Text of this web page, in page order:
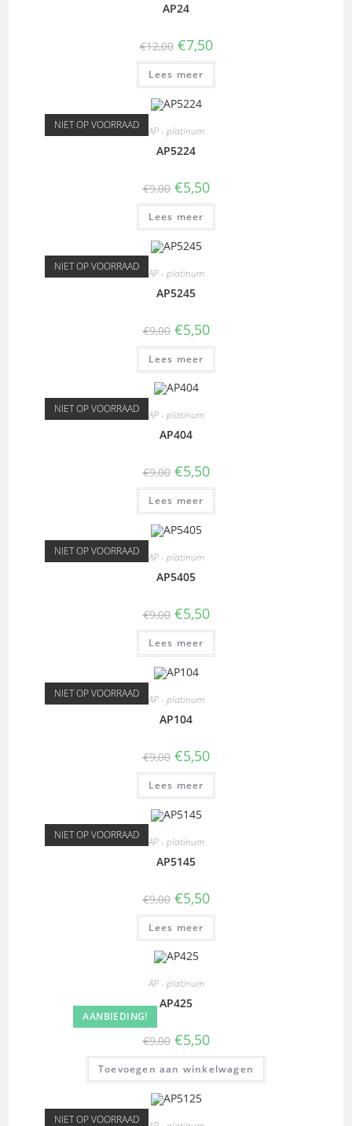
AP24
€12,00 €7,50
Lees meer
NIET OP VOORRAAD AP - platinum
AP5224
€9,00 €5,50
Lees meer
NIET OP VOORRAAD AP - platinum
AP5245
€9,00 €5,50
Lees meer
NIET OP VOORRAAD AP - platinum
AP404
€9,00 €5,50
Lees meer
NIET OP VOORRAAD AP - platinum
AP5405
€9,00 €5,50
Lees meer
NIET OP VOORRAAD AP - platinum
AP104
€9,00 €5,50
Lees meer
NIET OP VOORRAAD AP - platinum
AP5145
€9,00 €5,50
Lees meer
AANBIEDING!
AP - platinum
AP425
€9,00 €5,50
Toevoegen aan winkelwagen
NIET OP VOORRAAD